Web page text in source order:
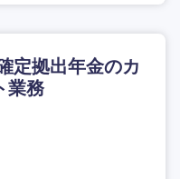
定拠出年金のカ
業務